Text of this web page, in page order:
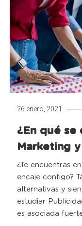
26 enero, 2021
¿En qué se
Marketing
¿Te encuentras
encaje contigo?
alternativas y
estudiar
es asociada